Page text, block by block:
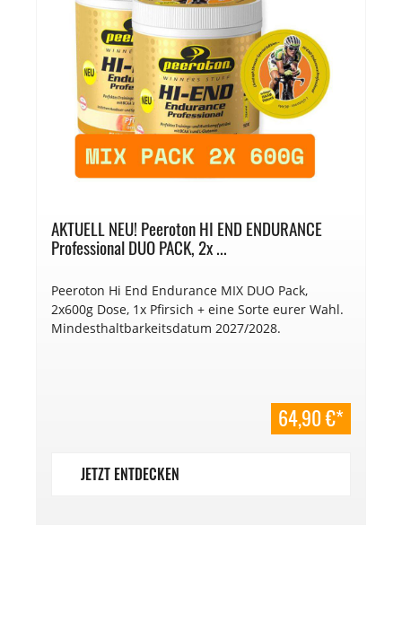
AKTUELL NEU! Peeroton HI END ENDURANCE
Professional DUO PACK, 2x ...
Peeroton Hi End Endurance MIX DUO Pack,
2x600g Dose, 1x Pfirsich + eine Sorte eurer Wahl.
Mindesthaltbarkeitsdatum 2027/2028.
64,90 €*
JETZT ENTDECKEN